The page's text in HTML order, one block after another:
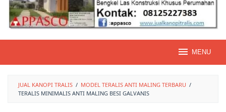
MENU
JUAL KANOPI TRALIS / MODEL TERALIS ANTI MALING TERBARU /
TERALIS MINIMALIS ANTI MALING BESI GALVANIS